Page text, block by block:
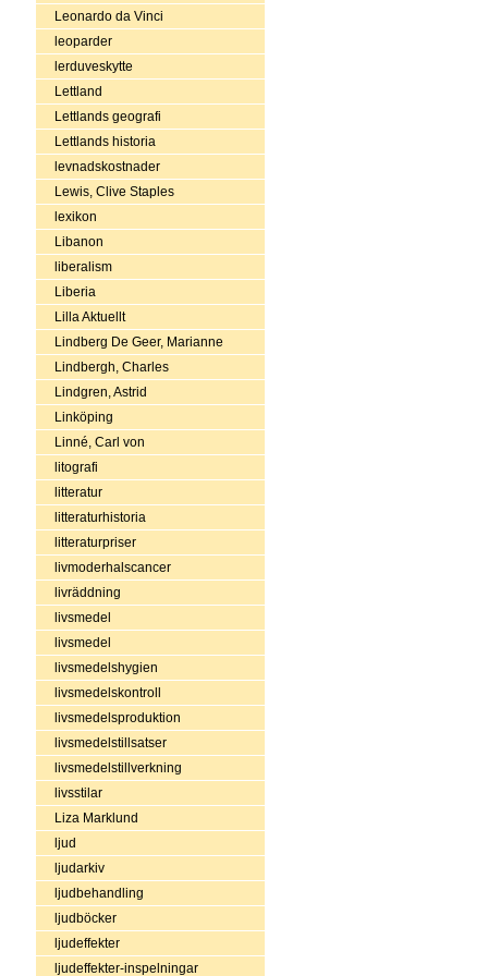
Leonardo da Vinci
leoparder
lerduveskytte
Lettland
Lettlands geografi
Lettlands historia
levnadskostnader
Lewis, Clive Staples
lexikon
Libanon
liberalism
Liberia
Lilla Aktuellt
Lindberg De Geer, Marianne
Lindbergh, Charles
Lindgren, Astrid
Linköping
Linné, Carl von
litografi
litteratur
litteraturhistoria
litteraturpriser
livmoderhalscancer
livräddning
livsmedel
livsmedel
livsmedelshygien
livsmedelskontroll
livsmedelsproduktion
livsmedelstillsatser
livsmedelstillverkning
livsstilar
Liza Marklund
ljud
ljudarkiv
ljudbehandling
ljudböcker
ljudeffekter
ljudeffekter-inspelningar